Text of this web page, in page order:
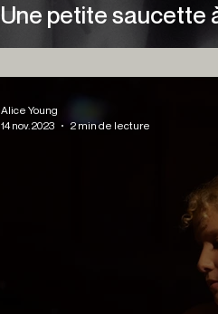
Une petite saucette
Alice Young
14 nov. 2023
2 min de lecture